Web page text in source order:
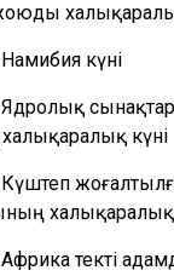
күні
күні
халықаралық
текті